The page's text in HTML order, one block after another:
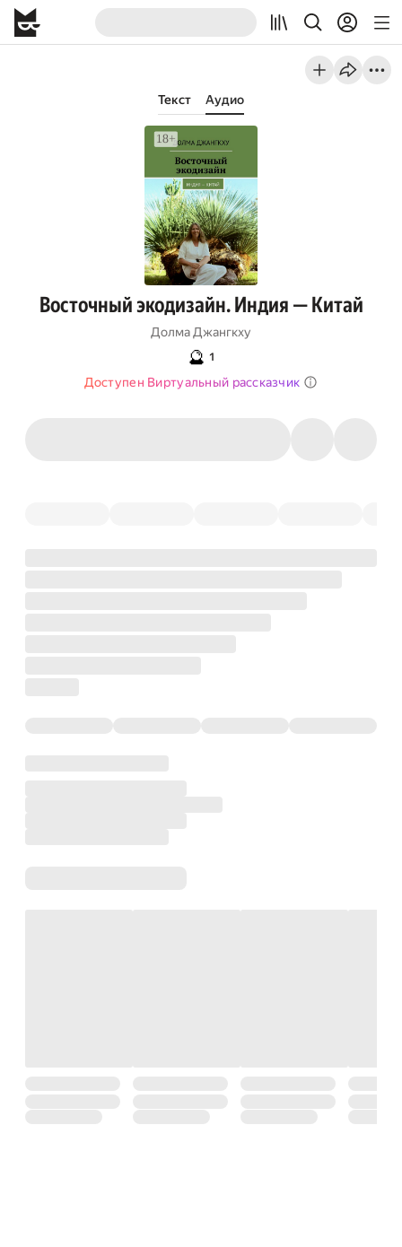
Текст Аудио
Восточный экодизайн. Индия — Китай
Долма Джангкху
🔮 1
Доступен Виртуальный рассказчик